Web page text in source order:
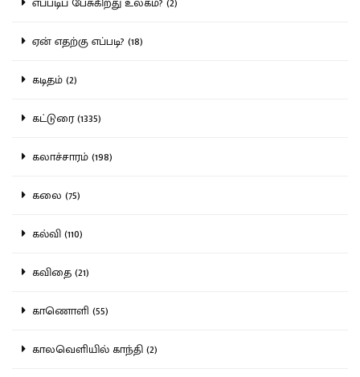
ஏன் எதற்கு எப்படி? (18)
கடிதம் (2)
கட்டுரை (1335)
கலாச்சாரம் (198)
கலை (75)
கல்வி (110)
கவிதை (21)
காணொளி (55)
காலவெளியில் காந்தி (2)